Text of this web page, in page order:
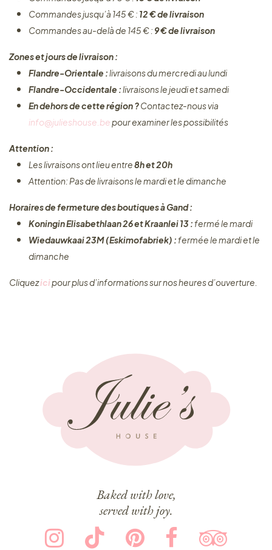
Commandes jusqu’à 145 € : 12 € de livraison
Commandes au-delà de 145 € : 9 € de livraison
Zones et jours de livraison :
Flandre-Orientale :livraisons du mercredi au lundi
Flandre-Occidentale :livraisons le jeudi et samedi
En dehors de cette région ?Contactez-nous via
info@julieshouse.bepour examiner les possibilités
Attention :
Les livraisons ont lieu entre8h et 20h
Attention: Pas de livraisons le mardi et le dimanche
Horaires de fermeture des boutiques à Gand :
Koningin Elisabethlaan 26 et Kraanlei 13 :fermé le mardi
Wiedauwkaai 23M (Eskimofabriek) :fermée le mardi et le
dimanche
Cliquez ​icipour plus d’informations sur nos heures d’ouverture.
Baked with love,
served with joy.